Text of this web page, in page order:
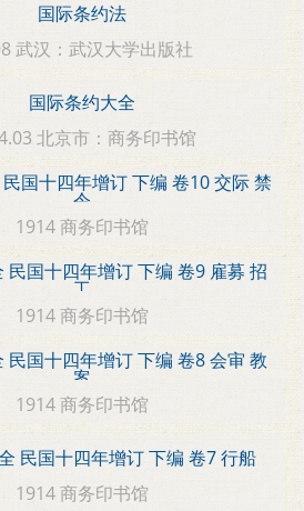
国际条约法
武汉：武汉大学出版社
国际条约大全
北京市：商务印书馆
国十四年增订 下编 卷10 交际 禁
令
1914 商务印书馆
民国十四年增订 下编 卷9 雇募 招
工
1914 商务印书馆
民国十四年增订 下编 卷8 会审 教
案
1914 商务印书馆
民国十四年增订 下编 卷7 行船
1914 商务印书馆